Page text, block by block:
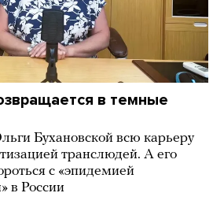
в темные
Бухановской всю карьеру
транслюдей. А его
с «эпидемией
в России